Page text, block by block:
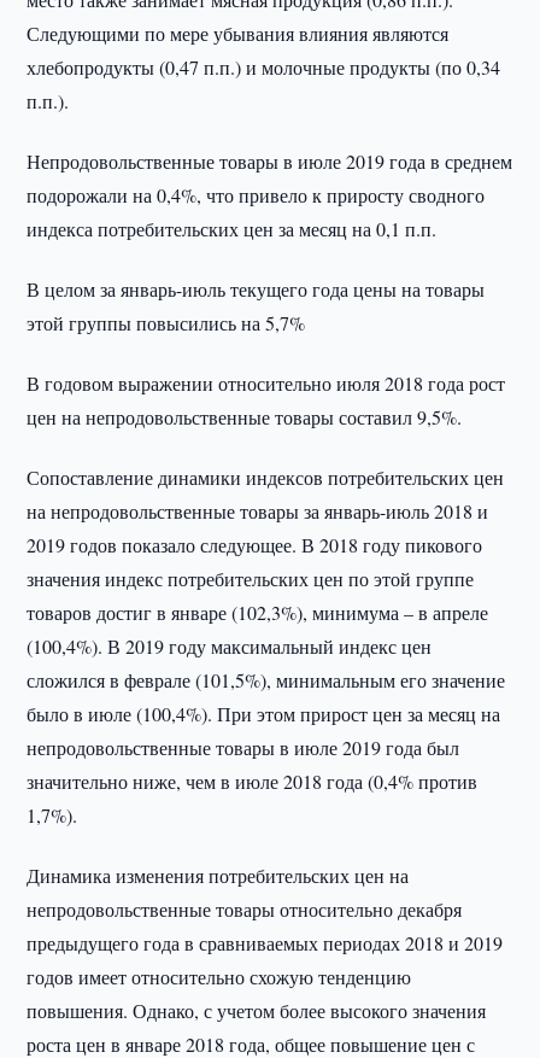
Следующими по мере убывания влияния являются
хлебопродукты (0,47 п.п.) и молочные продукты (по 0,34
п.п.).
Непродовольственные товары в июле 2019 года в среднем
подорожали на 0,4%, что привело к приросту сводного
индекса потребительских цен за месяц на 0,1 п.п.
В целом за январь-июль текущего года цены на товары
этой группы повысились на 5,7%
В годовом выражении относительно июля 2018 года рост
цен на непродовольственные товары составил 9,5%.
Сопоставление динамики индексов потребительских цен
на непродовольственные товары за январь-июль 2018 и
2019 годов показало следующее. В 2018 году пикового
значения индекс потребительских цен по этой группе
товаров достиг в январе (102,3%), минимума – в апреле
(100,4%). В 2019 году максимальный индекс цен
сложился в феврале (101,5%), минимальным его значение
было в июле (100,4%). При этом прирост цен за месяц на
непродовольственные товары в июле 2019 года был
значительно ниже, чем в июле 2018 года (0,4% против
1,7%).
Динамика изменения потребительских цен на
непродовольственные товары относительно декабря
предыдущего года в сравниваемых периодах 2018 и 2019
годов имеет относительно схожую тенденцию
повышения. Однако, с учетом более высокого значения
роста цен в январе 2018 года, общее повышение цен с